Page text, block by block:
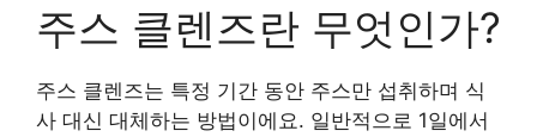
주스 클렌즈란 무엇인가?
주스 클렌즈는 특정 기간 동안 주스만 섭취하며 식
사 대신 대체하는 방법이에요. 일반적으로 1일에서